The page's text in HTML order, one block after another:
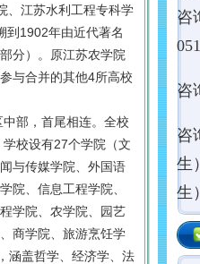
、江苏水利工程专科学
到1902年由近代著名
分）。原江苏农学院
与合并的其他4所高校
部，首尾相连。全校
校设有27个学院（文
与传媒学院、外国语
院、信息工程学院、
学院、农学院、园艺
商学院、旅游烹饪学
涵盖哲学、经济学、法
咨
咨
咨
生
生）